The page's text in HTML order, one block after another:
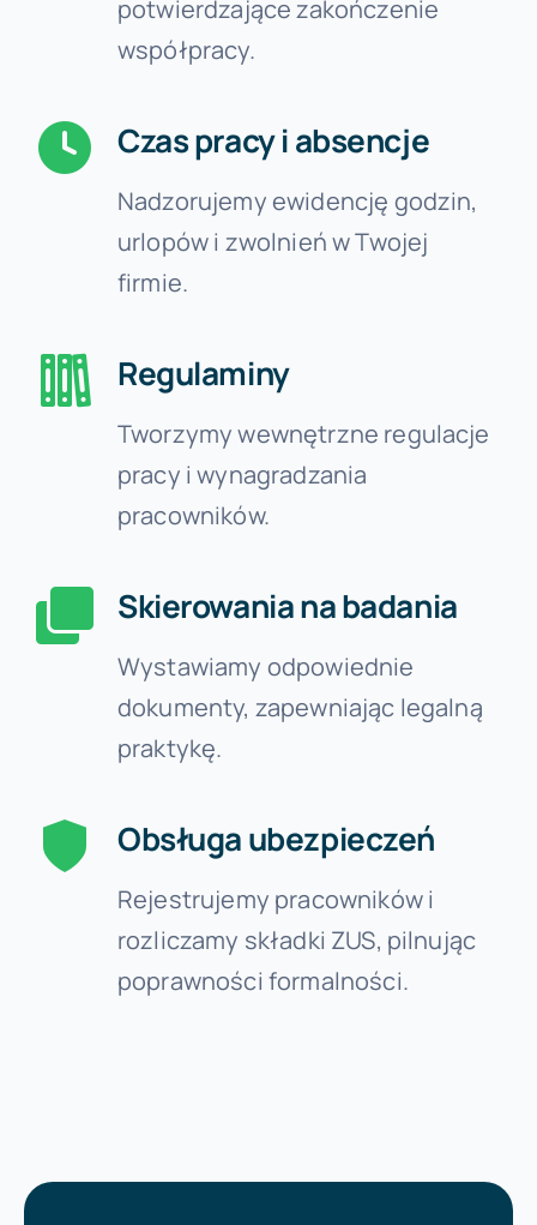
potwierdzające zakończenie
współpracy.
Czas pracy i absencje
Nadzorujemy ewidencję godzin,
urlopów i zwolnień w Twojej
firmie.
Regulaminy
Tworzymy wewnętrzne regulacje
pracy i wynagradzania
pracowników.
Skierowania na badania
Wystawiamy odpowiednie
dokumenty, zapewniając legalną
praktykę.
Obsługa ubezpieczeń
Rejestrujemy pracowników i
rozliczamy składki ZUS, pilnując
poprawności formalności.